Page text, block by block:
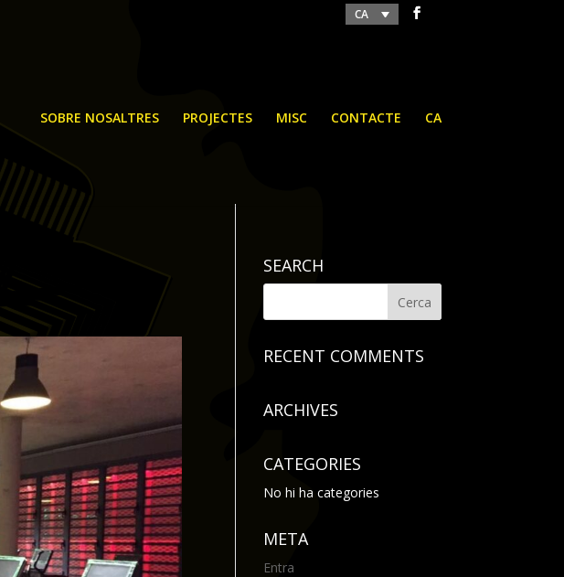
CA
SOBRE NOSALTRES PROJECTES MISC CONTACTE CA
SEARCH
RECENT COMMENTS
ARCHIVES
CATEGORIES
No hi ha categories
META
Entra